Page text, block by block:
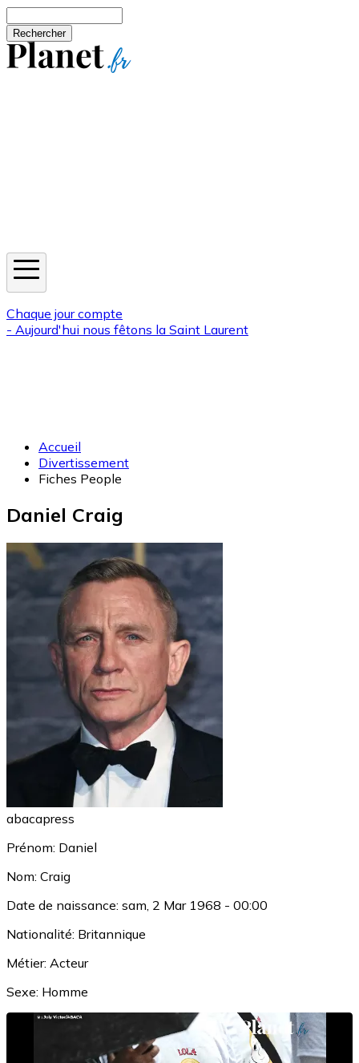
Chaque jour compte
- Aujourd'hui nous fêtons la Saint Laurent
Accueil
Divertissement
Fiches People
Daniel Craig
abacapress
Prénom: Daniel
Nom: Craig
Date de naissance: sam, 2 Mar 1968 - 00:00
Nationalité: Britannique
Métier: Acteur
Sexe: Homme